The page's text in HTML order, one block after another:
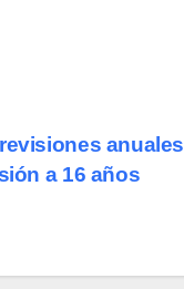
anuales
a 16 años